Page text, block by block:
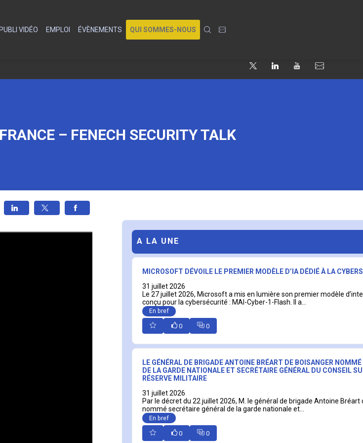
PUBLI VIDÉO EMPLOI ÉVÈNEMENTS QUI SOMMES-NOUS
– FENECH SECURITY TALK
A LA UNE
MICROSOFT DÉVOILE LE PREMIER MODÈLE D’IA DÉDIÉ À LA
31 juillet 2026
Le 27 juillet 2026, Microsoft a mis en lumière son premier modèle
conçu pour la cybersécurité : MAI-Cyber-1-Flash. Il a...
En bref
0 0
LE GÉNÉRAL DE BRIGADE ANTOINE BRÉART DE BOISANGER
DE LA GARDE NATIONALE ET SECRÉTAIRE GÉNÉRAL DU CONSEIL
RÉSERVE MILITAIRE
31 juillet 2026
Par le décret du 22 juillet 2026, M. le général de brigade Antoine Bréart
nommé secrétaire général de la garde nationale et...
En bref
0 0